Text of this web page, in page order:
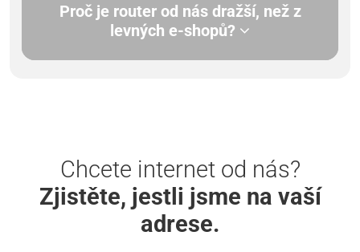
Proč je router od nás dražší, než z
levných e-shopů?
Chcete internet od nás?
Zjistěte, jestli jsme na vaší
adrese.